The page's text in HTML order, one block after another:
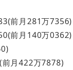
前月281万7356)
前月140万0362)
月422万7878)